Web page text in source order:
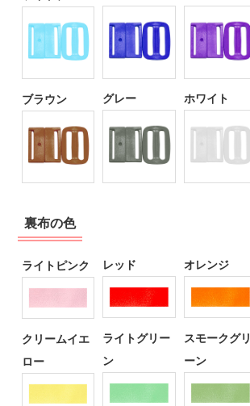
ブラウン グレー ホワイト
裏布の色
ライトピンク レッド オレンジ
クリームイエ
ロー
ライトグリー
ン
スモークグリ
ーン